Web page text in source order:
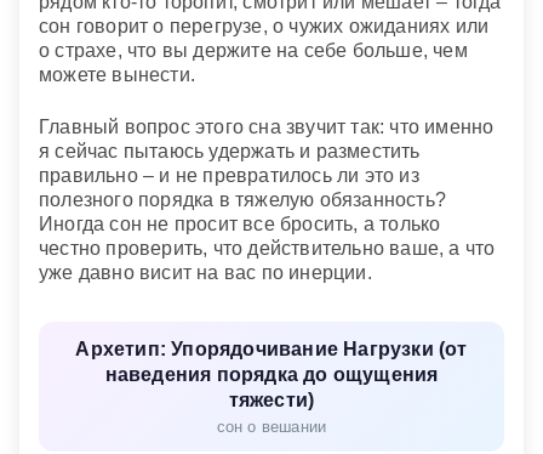
сон говорит о перегрузе, о чужих ожиданиях или
о страхе, что вы держите на себе больше, чем
можете вынести.
Главный вопрос этого сна звучит так: что именно
я сейчас пытаюсь удержать и разместить
правильно – и не превратилось ли это из
полезного порядка в тяжелую обязанность?
Иногда сон не просит все бросить, а только
честно проверить, что действительно ваше, а что
уже давно висит на вас по инерции.
Архетип: Упорядочивание Нагрузки (от
наведения порядка до ощущения
тяжести)
сон о вешании